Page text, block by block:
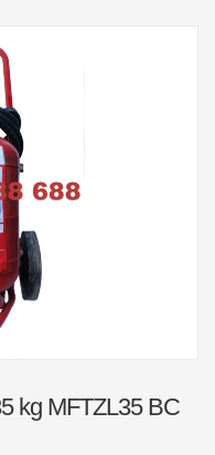
kg MFTZL35 BC